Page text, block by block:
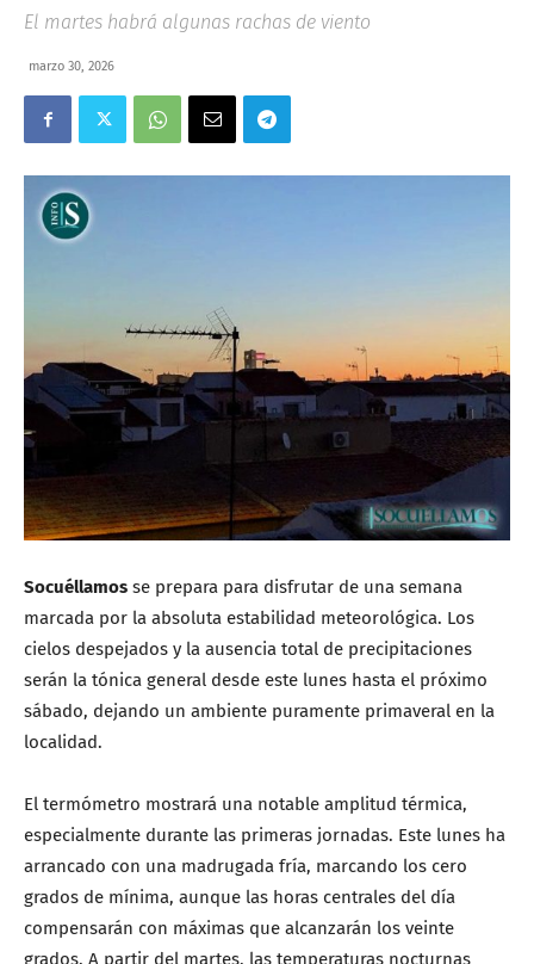
El martes habrá algunas rachas de viento
marzo 30, 2026
Socuéllamos se prepara para disfrutar de una semana
marcada por la absoluta estabilidad meteorológica. Los
cielos despejados y la ausencia total de precipitaciones
serán la tónica general desde este lunes hasta el próximo
sábado, dejando un ambiente puramente primaveral en la
localidad.
El termómetro mostrará una notable amplitud térmica,
especialmente durante las primeras jornadas. Este lunes ha
arrancado con una madrugada fría, marcando los cero
grados de mínima, aunque las horas centrales del día
compensarán con máximas que alcanzarán los veinte
grados. A partir del martes, las temperaturas nocturnas